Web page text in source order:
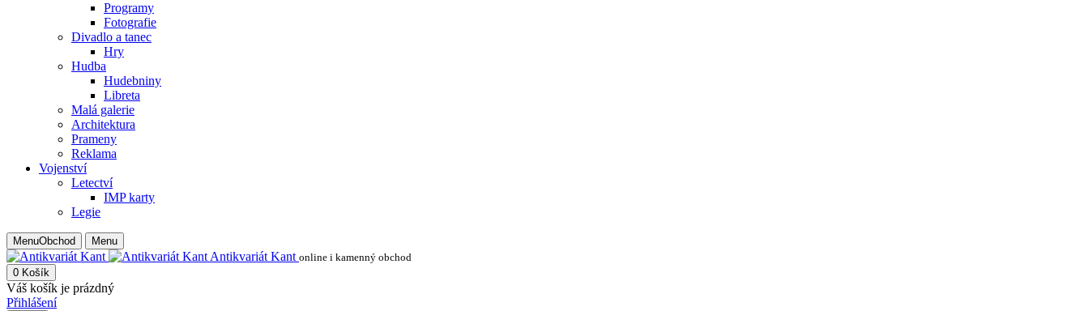
Programy
Fotografie
Divadlo a tanec
Hry
Hudba
Hudebniny
Libreta
Malá galerie
Architektura
Prameny
Reklama
Vojenství
Letectví
IMP karty
Legie
MenuObchod Menu
Antikvariát Kant online i kamenný obchod
0 Košík
Váš košík je prázdný
Přihlášení